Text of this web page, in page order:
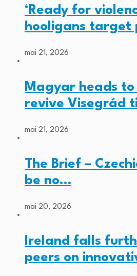
‘Ready for
hooligans target
mai 21, 2026
Magyar heads
revive Visegrád
mai 21, 2026
The Brief –
be no…
mai 20, 2026
Ireland falls
peers on